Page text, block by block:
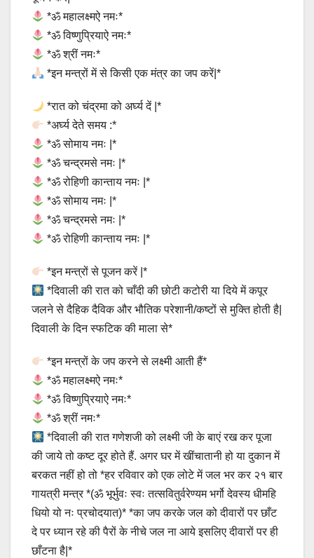
*ॐ महालक्ष्मऐ नमः*
*ॐ विष्णुप्रियाऐ नमः*
*ॐ श्रीं नमः*
*इन मन्त्रों में से किसी एक मंत्र का जप करें|*
*रात को चंद्रमा को अर्घ्य दें |*
*अर्घ्य देते समय :*
*ॐ सोमाय नमः |*
*ॐ चन्द्रमसे नमः |*
*ॐ रोहिणी कान्ताय नमः |*
*ॐ सोमाय नमः |*
*ॐ चन्द्रमसे नमः |*
*ॐ रोहिणी कान्ताय नमः |*
*इन मन्त्रों से पूजन करें |*
*दिवाली की रात को चाँदी की छोटी कटोरी या दिये में कपूर
जलने से दैहिक दैविक और भौतिक परेशानी/कष्टों से मुक्ति होती है|
दिवाली के दिन स्फटिक की माला से*
*इन मन्त्रों के जप करने से लक्ष्मी आती हैं*
*ॐ महालक्ष्मऐ नमः*
*ॐ विष्णुप्रियाऐ नमः*
*ॐ श्रीं नमः*
*दिवाली की रात गणेशजी को लक्ष्मी जी के बाएं रख कर पूजा
की जाये तो कष्ट दूर होते हैं. अगर घर में खींचातानी हो या दुकान में
बरकत नहीं हो तो *हर रविवार को एक लोटे में जल भर कर २१ बार
गायत्री मन्त्र *(ॐ भूर्भुवः स्वः तत्सवितुर्वरेण्यम भर्गो देवस्य धीमहि
धियो यो नः प्रचोदयात)* *का जप करके जल को दीवारों पर छाँट
दे पर ध्यान रहे की पैरों के नीचे जल ना आये इसलिए दीवारों पर ही
छाँटना है|*